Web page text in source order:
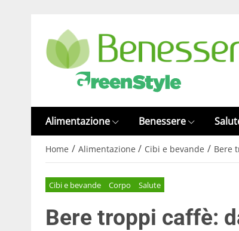
Alimentazione Benessere
Home / Alimentazione / Cibi e bevande / Bere
Cibi e bevande Corpo Salute
Bere troppi caffè: